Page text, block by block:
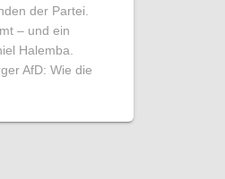
der Partei.
– und ein
Halemba.
AfD: Wie die